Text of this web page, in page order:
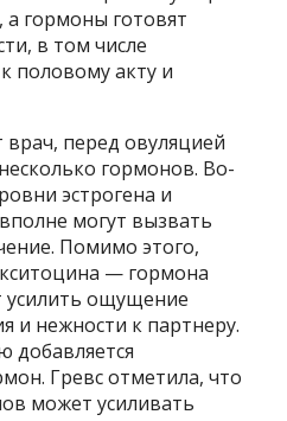
гормоны готовят
в том числе
половому акту и
перед овуляцией
гормонов. Во-
эстрогена и
могут вызвать
Помимо этого,
— гормона
ощущение
и нежности к партнеру.
добавляется
Гревс отметила, что
может усиливать